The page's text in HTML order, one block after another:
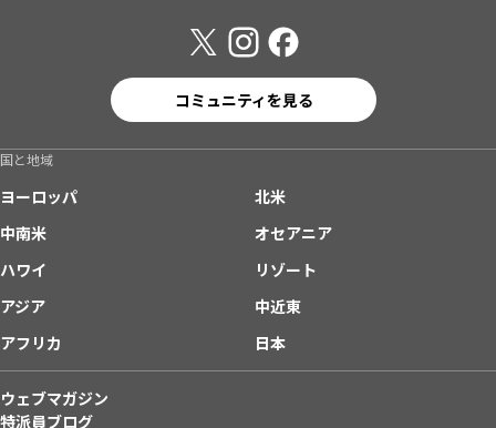
コミュニティを見る
国と地域
ヨーロッパ
北米
中南米
オセアニア
ハワイ
リゾート
アジア
中近東
アフリカ
日本
ウェブマガジン
特派員ブログ